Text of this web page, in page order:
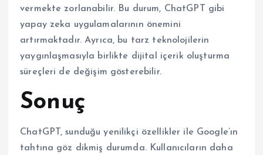
vermekte zorlanabilir. Bu durum, ChatGPT gibi
yapay zeka uygulamalarının önemini
artırmaktadır. Ayrıca, bu tarz teknolojilerin
yaygınlaşmasıyla birlikte dijital içerik oluşturma
süreçleri de değişim gösterebilir.
Sonuç
ChatGPT, sunduğu yenilikçi özellikler ile Google’ın
tahtına göz dikmiş durumda. Kullanıcıların daha